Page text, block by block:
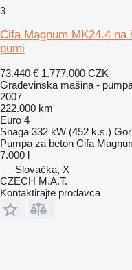
3
Cifa Magnum MK24.4
pumi
73.440 € 1.777.000 CZK
Građevinska mašina -
2007
222.000 km
Euro 4
Snaga 332 kW (452 k.s.)
Pumpa za beton Cifa
7.000 l
Slovačka, X
CZECH M.A.T.
Kontaktirajte prodavca